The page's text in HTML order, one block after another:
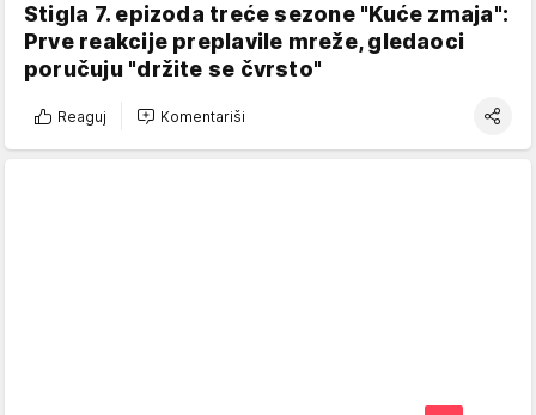
Stigla 7. epizoda treće sezone "Kuće zmaja":
Prve reakcije preplavile mreže, gledaoci
poručuju "držite se čvrsto"
Reaguj Komentariši